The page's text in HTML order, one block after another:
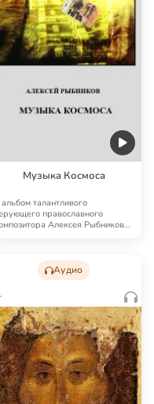
Музыка Космоса
талантливого
православного
Алексея Рыбникова
Аудио